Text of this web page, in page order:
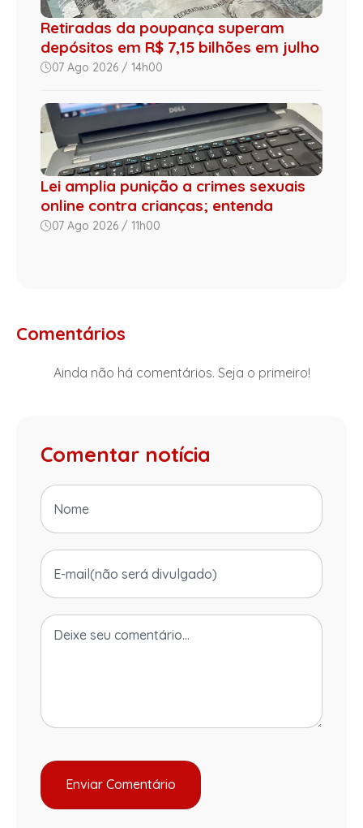
Retiradas da poupança superam
depósitos em R$ 7,15 bilhões em julho
07 Ago 2026 / 14h00
Lei amplia punição a crimes sexuais
online contra crianças; entenda
07 Ago 2026 / 11h00
Comentários
Ainda não há comentários. Seja o primeiro!
Comentar notícia